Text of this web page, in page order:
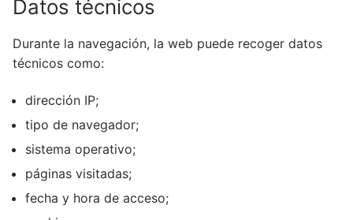
Datos técnicos
Durante la navegación, la web puede recoger datos
técnicos como:
dirección IP;
tipo de navegador;
sistema operativo;
páginas visitadas;
fecha y hora de acceso;